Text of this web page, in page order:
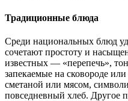
Традиционные блюда
Среди национальных блюд
сочетают простоту и
известных — «перепечь»,
запекаемые на сковороде
сметаной или мясом,
повседневный хлеб. Другое